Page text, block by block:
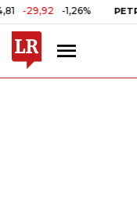
-1,26%